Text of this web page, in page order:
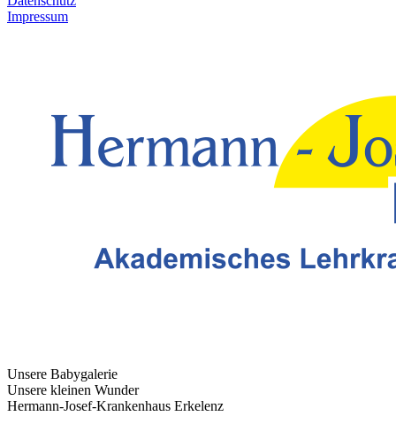
Impressum
Unsere Babygalerie
Unsere kleinen Wunder
Hermann-Josef-Krankenhaus Erkelenz